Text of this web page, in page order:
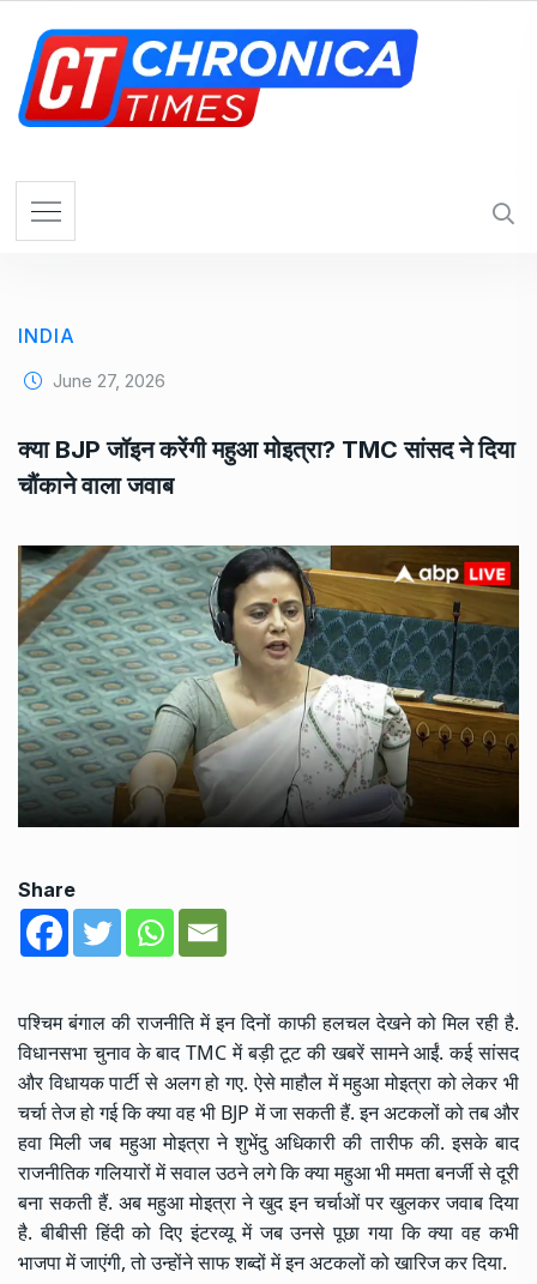
INDIA
June 27, 2026
क्या BJP जॉइन करेंगी महुआ मोइत्रा? TMC सांसद ने दिया
चौंकाने वाला जवाब
Share
पश्चिम बंगाल की राजनीति में इन दिनों काफी हलचल देखने को मिल रही है.
विधानसभा चुनाव के बाद TMC में बड़ी टूट की खबरें सामने आईं. कई सांसद
और विधायक पार्टी से अलग हो गए. ऐसे माहौल में महुआ मोइत्रा को लेकर भी
चर्चा तेज हो गई कि क्या वह भी BJP में जा सकती हैं. इन अटकलों को तब और
हवा मिली जब महुआ मोइत्रा ने शुभेंदु अधिकारी की तारीफ की. इसके बाद
राजनीतिक गलियारों में सवाल उठने लगे कि क्या महुआ भी ममता बनर्जी से दूरी
बना सकती हैं. अब महुआ मोइत्रा ने खुद इन चर्चाओं पर खुलकर जवाब दिया
है. बीबीसी हिंदी को दिए इंटरव्यू में जब उनसे पूछा गया कि क्या वह कभी
भाजपा में जाएंगी, तो उन्होंने साफ शब्दों में इन अटकलों को खारिज कर दिया.